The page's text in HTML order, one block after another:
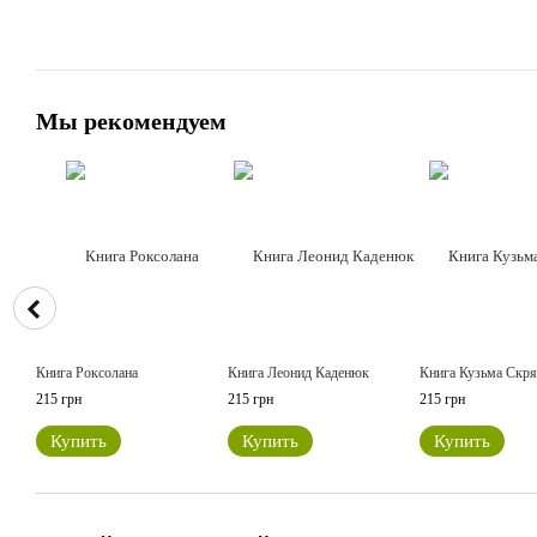
Мы рекомендуем
Книга Роксолана
215 грн
Купить
Книга Леонид Каденюк
215 грн
Купить
Книга Кузьма
215 грн
Купить